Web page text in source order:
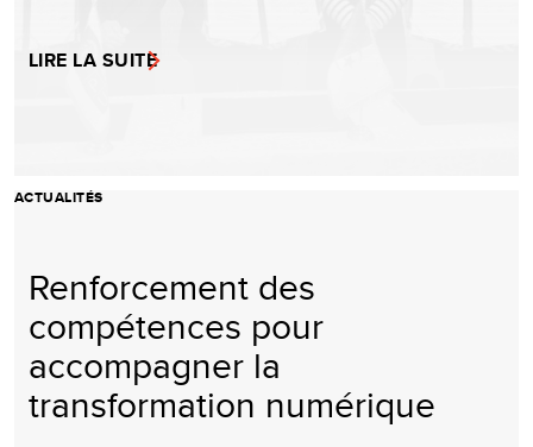
LIRE LA SUITE
ACTUALITÉS
Renforcement des
compétences pour
accompagner la
transformation numérique